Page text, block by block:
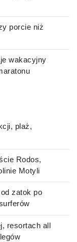
porcie niż
wakacyjny
plaż,
Rodos,
Motyli
zatok po
resortach all